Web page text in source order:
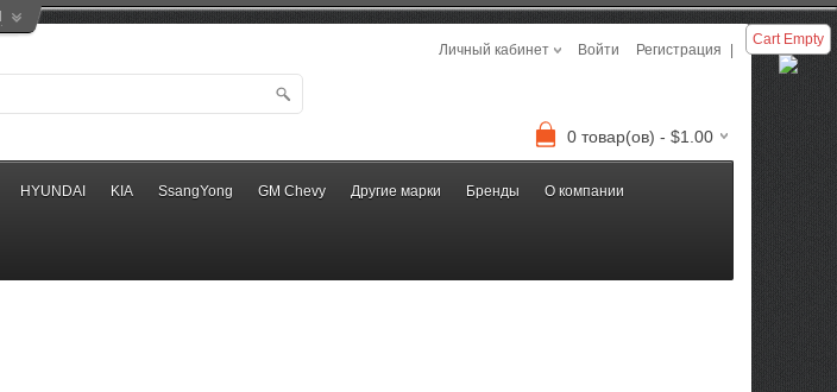
Личный кабинет
Войти Регистрация
0 товар(ов) - $1.00
HYUNDAI KIA SsangYong GM Chevy Другие марки Бренды О компании
Cart Empty